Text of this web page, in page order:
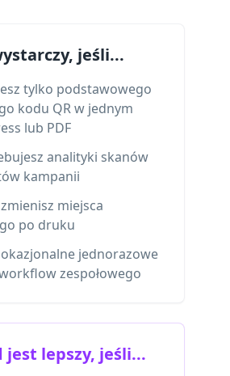
jeśli...
tylko podstawowego
kodu QR w jednym
lub PDF
analityki skanów
kampanii
miejsca
po druku
jednorazowe
zespołowego
jest lepszy, jeśli...